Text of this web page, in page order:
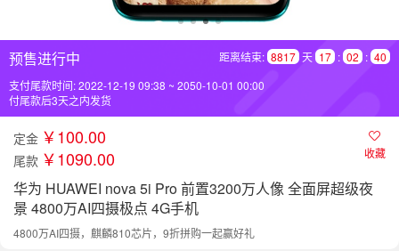
预售进行中 距离结束: 8817 天 17 : 02 : 40
支付尾款时间: 2022-12-19 09:38 ~ 2050-10-01 00:00
付尾款后3天之内发货
定金 ￥100.00
尾款 ￥1090.00 收藏
华为 HUAWEI nova 5i Pro 前置3200万人像 全面屏超级夜
景 4800万AI四摄极点 4G手机
4800万AI四摄，麒麟810芯片，9折拼购一起赢好礼